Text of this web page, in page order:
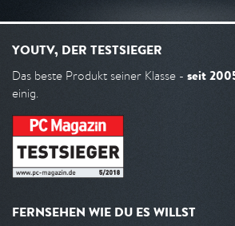
YOUTV, DER TESTSIEGER
Das beste Produkt seiner Klasse - seit
einig.
FERNSEHEN WIE DU ES WILLST